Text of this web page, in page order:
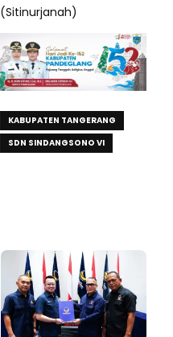
(Sitinurjanah)
KABUPATEN TANGERANG
SDN SINDANGSONO VI